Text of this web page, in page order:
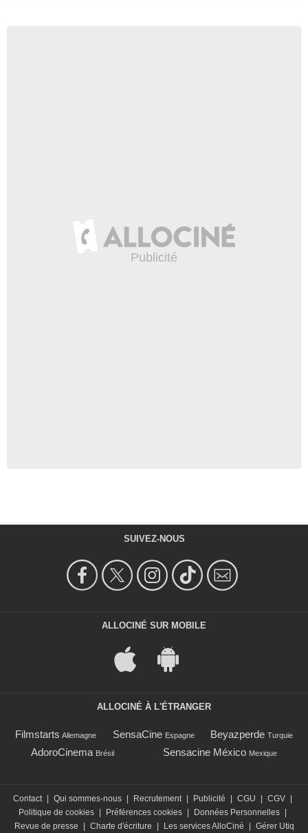
SUIVEZ-NOUS
ALLOCINÉ SUR MOBILE
ALLOCINÉ À L'ÉTRANGER
Filmstarts Allemagne SensaCine Espagne Beyazperde Turquie
AdoroCinema Brésil Sensacine México Mexique
Contact Qui sommes-nous Recrutement Publicité CGU CGV
Politique de cookies
Préférences cookies Données Personnelles
Revue de presse
Charte d'écriture Les services AlloCiné Gérer Utiq